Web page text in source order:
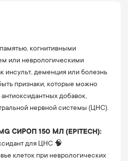
когнитивными
или неврологическими
инсульт, деменция или болезнь
признаки, которые можно
добавок,
нервной системы (ЦНС).
СИРОП 150 МЛ (EPITECH):
для ЦНС 🧠
клеток при неврологических